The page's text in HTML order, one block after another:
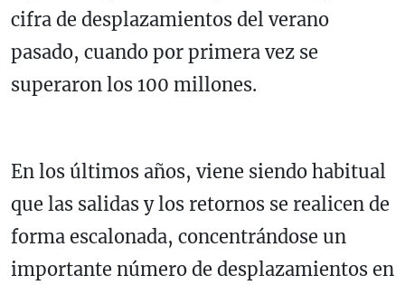
cifra de desplazamientos del verano
pasado, cuando por primera vez se
superaron los 100 millones.
En los últimos años, viene siendo habitual
que las salidas y los retornos se realicen de
forma escalonada, concentrándose un
importante número de desplazamientos en